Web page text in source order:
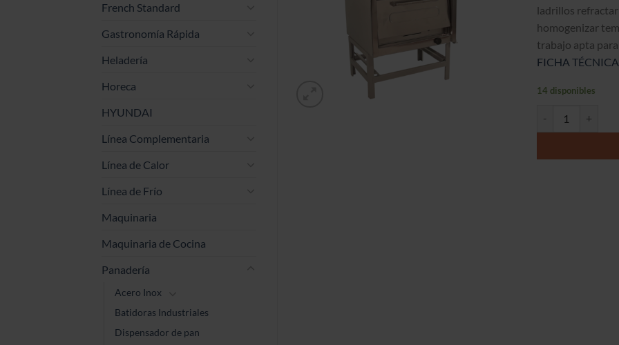
ladrillos
homogenizar
trabajo apta
FICHA TÉCNICA
14 disponibles
French Standard
Gastronomía Rápida
Heladería
Horeca
HYUNDAI
Línea Complementaria
Línea de Calor
Línea de Frío
Maquinaria
Maquinaria de Cocina
Panadería
Acero Inox
Batidoras Industriales
Dispensador de pan